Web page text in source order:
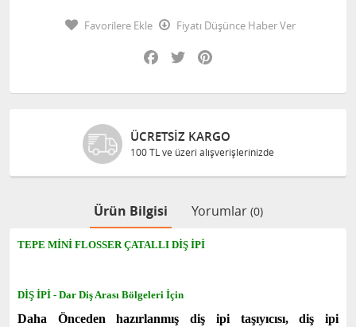
Favorilere Ekle
Fiyatı Düşünce Haber Ver
Facebook
Twitter
ÜCRETSIZ KARGO
100 TL ve üzeri alışverişlerinizde
Ürün Bilgisi Yorumlar (0)
TEPE MİNİ FLOSSER ÇATALLI DİŞ İPİ
DİŞ İPİ - Dar Diş Arası Bölgeleri İçin
Daha Önceden hazırlanmış diş ipi taşıyıcısı, diş ipi